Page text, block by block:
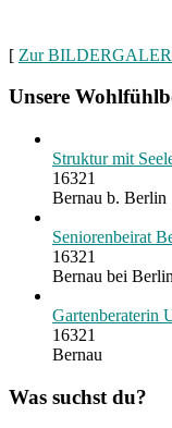
[ Zur
Unsere
Struktur mit
16321
Bernau b. Berlin
Seniorenbeirat
16321
Bernau bei Berlin
Gartenberaterin
16321
Bernau
Was suchst du?